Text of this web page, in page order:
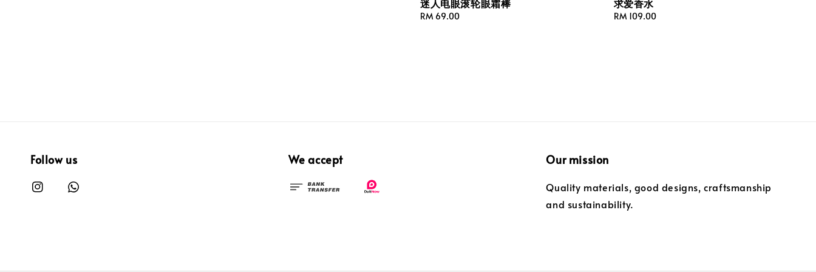
迷人电眼滚轮眼霜棒
Regular
RM 69.00
求爱香水
Regular
RM 109.00
Follow us We accept Our mission
Quality materials, good designs, craftsmanship
and sustainability.